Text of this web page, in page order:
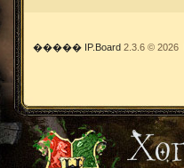
����� IP.Board 2.3.6 © 2026